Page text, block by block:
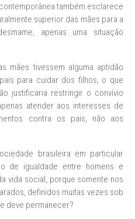
também esclarece
superior das mães para a
apenas uma situação
mães tivessem alguma aptidão
para cuidar dos filhos, o que
justificaria restringir o convívio
atender aos interesses de
contra os pais, não aos
brasileira em particular
de igualdade entre homens e
vida social, porque somente nos
definidos muitas vezes sob
deve permanecer?